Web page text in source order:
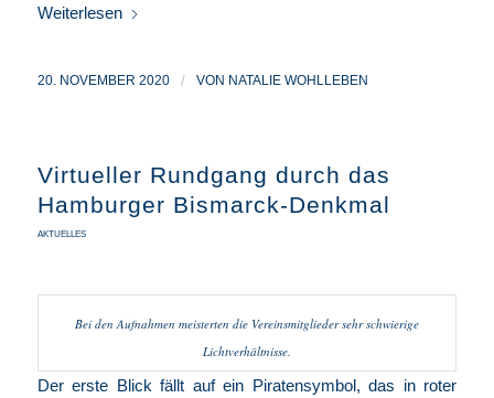
Weiterlesen
20. NOVEMBER 2020 / VON NATALIE WOHLLEBEN
Virtueller Rundgang durch das
Hamburger Bismarck-Denkmal
AKTUELLES
Bei den Aufnahmen meisterten die Vereinsmitglieder sehr schwierige
Lichtverhältnisse.
Der erste Blick fällt auf ein Piratensymbol, das in roter